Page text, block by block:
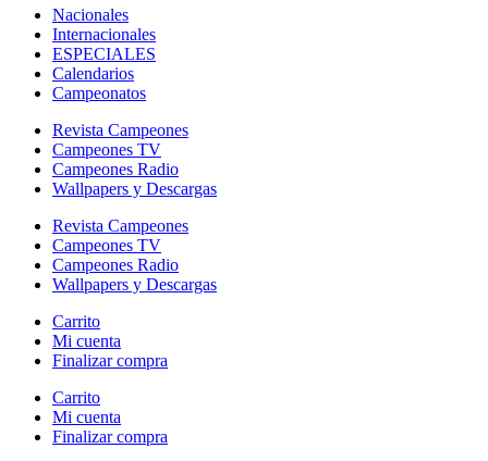
Nacionales
Internacionales
ESPECIALES
Calendarios
Campeonatos
Revista Campeones
Campeones TV
Campeones Radio
Wallpapers y Descargas
Revista Campeones
Campeones TV
Campeones Radio
Wallpapers y Descargas
Carrito
Mi cuenta
Finalizar compra
Carrito
Mi cuenta
Finalizar compra